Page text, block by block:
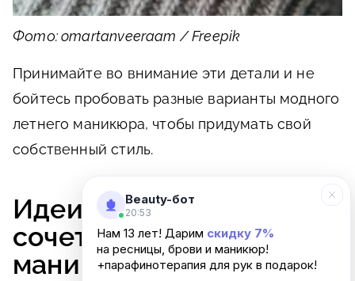
Фото: omartanveeraam / Freepik
Принимайте во внимание эти детали и не
бойтесь пробовать разные варианты модного
летнего маникюра, чтобы придумать свой
собственный стиль.
Идеи цветовых
сочетаний для летнего
маникюра
Beauty-бот
20:53
Нам 13 лет! Дарим скидку 7%
на ресницы, брови и маникюр!
+парафинотерапия для рук в подарок!